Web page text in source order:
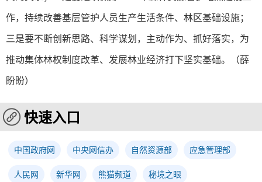
作，持续改善基层管护人员生产生活条件、林区基础设施；
三是要不断创新思路、科学谋划，主动作为、抓好落实，为
推动集体林权制度改革、发展林业经济打下坚实基础。
（薛
盼盼）
快速入口
中国政府网 中央网信办 自然资源部 应急管理部
人民网 新华网 熊猫频道 秘境之眼